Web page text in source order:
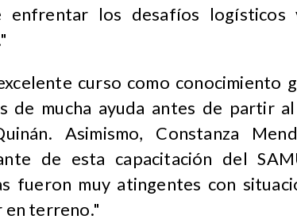
enfrentar los desafíos logísticos
curso como conocimiento
de mucha ayuda antes de partir
Asimismo, Constanza
de esta capacitación del
fueron muy atingentes con
en terreno."